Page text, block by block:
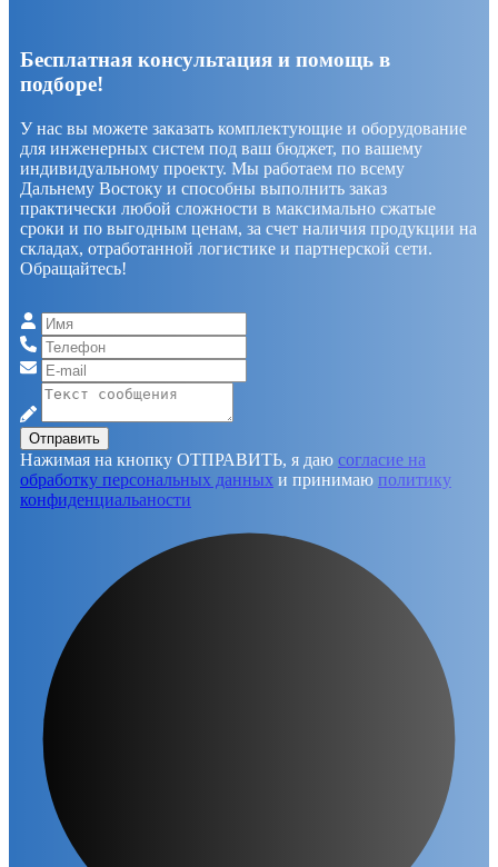
Бесплатная консультация и помощь в
подборе!
У нас вы можете заказать комплектующие и оборудование
для инженерных систем под ваш бюджет, по вашему
индивидуальному проекту. Мы работаем по всему
Дальнему Востоку и способны выполнить заказ
практически любой сложности в максимально сжатые
сроки и по выгодным ценам, за счет наличия продукции на
складах, отработанной логистике и партнерской сети.
Обращайтесь!
Отправить
Нажимая на кнопку ОТПРАВИТЬ, я даю согласие на
обработку персональных данных и принимаю политику
конфиденциальаности